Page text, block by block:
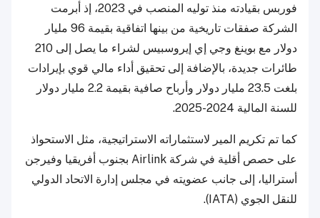
فوربس بقيادته منذ توليه المنصب في 2023، إذ أبرمت
الشركة صفقات تاريخية من بينها اتفاقية بقيمة 96 مليار
دولار مع بوينغ وجي إي إيروسبيس لشراء ما يصل إلى 210
طائرات جديدة، بالإضافة إلى تحقيق أداء مالي قوي بإيرادات
بلغت 23.5 مليار دولار وأرباح صافية بقيمة 2.2 مليار دولار
للسنة المالية 2024-2025.
كما تم تكريم المير لاستثماراته الاستراتيجية، مثل الاستحواذ
على حصص أقلية في شركة Airlink بجنوب أفريقيا وفيرجن
أستراليا، إلى جانب عضويته في مجلس إدارة الاتحاد الدولي
للنقل الجوي (IATA).